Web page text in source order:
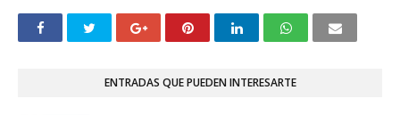
ENTRADAS QUE PUEDEN INTERESARTE